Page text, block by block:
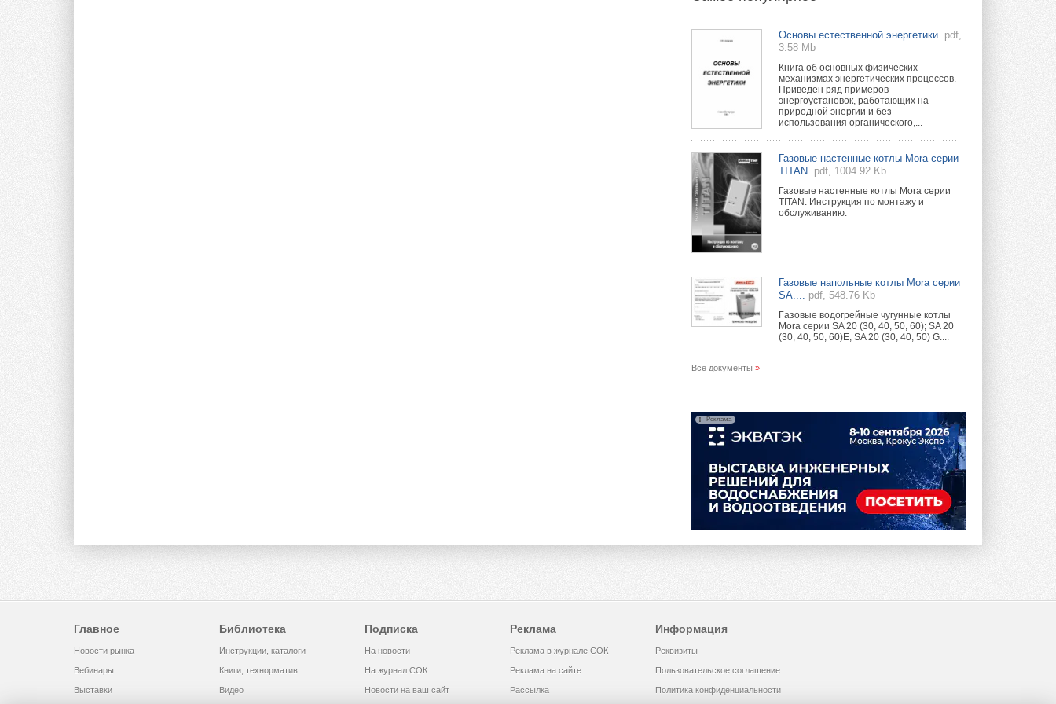
новую производственную
площадку
Открытие нового завода состоялось
сегодня в Мытищах ...
29 ИЮЛЯ 2026
Stiebel Eltron — спонсирует
международные соревнования
25 спортсменов, выступающих в
прыжках с трамплина и лыжном
двоеборье на международных ...
29 ИЮЛЯ 2026
Новый фирменный магазин
Токио — лидер по
интенсивности использования
кондиционеров
Данные получены в ходе очередного
опроса Daikin о восприятии жары ...
валидацию NVIDIA для ИИ-дата-
Компания становится официальным
партнёром NVIDIA по системам ...
В Великобритании предлагают
сделать кондиционирование
обязательным для новостроек
Либеральные демократы внесли
В Подмосковье запустят
производство холодильной
техники и теплообменного
Ридан объявил о старте продаж
автоматического
Основы естественной энергетики. pdf,
3.58 Mb
Книга об основных физических
механизмах энергетических процессов.
Приведен ряд примеров
энергоустановок, работающих на
природной энергии и без
использования органического,...
Газовые настенные котлы Mora серии
TITAN. pdf, 1004.92 Kb
Газовые настенные котлы Mora серии
TITAN. Инструкция по монтажу и
обслуживанию.
Газовые напольные котлы Mora серии
SA....
pdf, 548.76 Kb
Гaзовые водогрeйные чугунные котлы
Mora серии SA 20 (30, 40, 50, 60); SA 20
(30, 40, 50, 60)E, SA 20 (30, 40, 50) G....
Все документы »
Реклама
Главное
Новости рынка
Вебинары
Выставки
Библиотека
Инструкции, каталоги
Книги, технорматив
Видео
Подписка
На новости
На журнал СОК
Новости на ваш сайт
Реклама
Реклама в журнале СОК
Реклама на сайте
Рассылка
Информация
Реквизиты
Пользовательское соглашение
Политика конфиденциальности